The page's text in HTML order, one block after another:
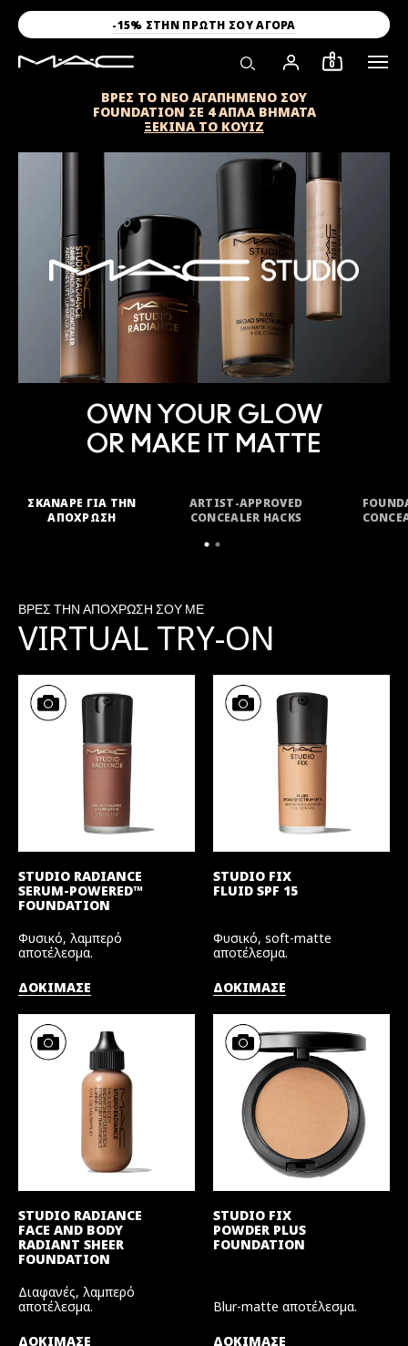
-15% ΣΤΗΝ ΠΡΩΤΗ ΣΟΥ ΑΓΟΡΑ
0
ΒΡΕΣ ΤΟ ΝΕΟ ΑΓΑΠΗΜΕΝΟ ΣΟΥ
FOUNDATION ΣΕ 4 ΑΠΛΑ ΒΗΜΑΤΑ
ΞΕΚΙΝΑ ΤΟ ΚΟΥΙΖ
OWN YOUR GLOW
OR MAKE IT MATTE
ΣΚΑΝΑΡΕ ΓΙΑ ΤΗΝ
ΑΠΟΧΡΩΣΗ
ARTIST-APPROVED
CONCEALER HACKS
ΒΡΕΣ ΤΗΝ ΑΠΟΧΡΩΣΗ ΣΟΥ ΜΕ
VIRTUAL TRY-ON
STUDIO RADIANCE
SERUM-POWERED™
FOUNDATION
Φυσικό, λαμπερό
αποτέλεσμα.
ΔΟΚΙΜΑΣΕ
STUDIO FIX
FLUID SPF 15
Φυσικό, soft-matte
αποτέλεσμα.
ΔΟΚΙΜΑΣΕ
STUDIO RADIANCE
FACE AND BODY
RADIANT SHEER
FOUNDATION
Διαφανές, λαμπερό
αποτέλεσμα.
ΔΟΚΙΜΑΣΕ
STUDIO FIX
POWDER PLUS
FOUNDATION
Blur-matte αποτέλεσμα.
ΔΟΚΙΜΑΣΕ